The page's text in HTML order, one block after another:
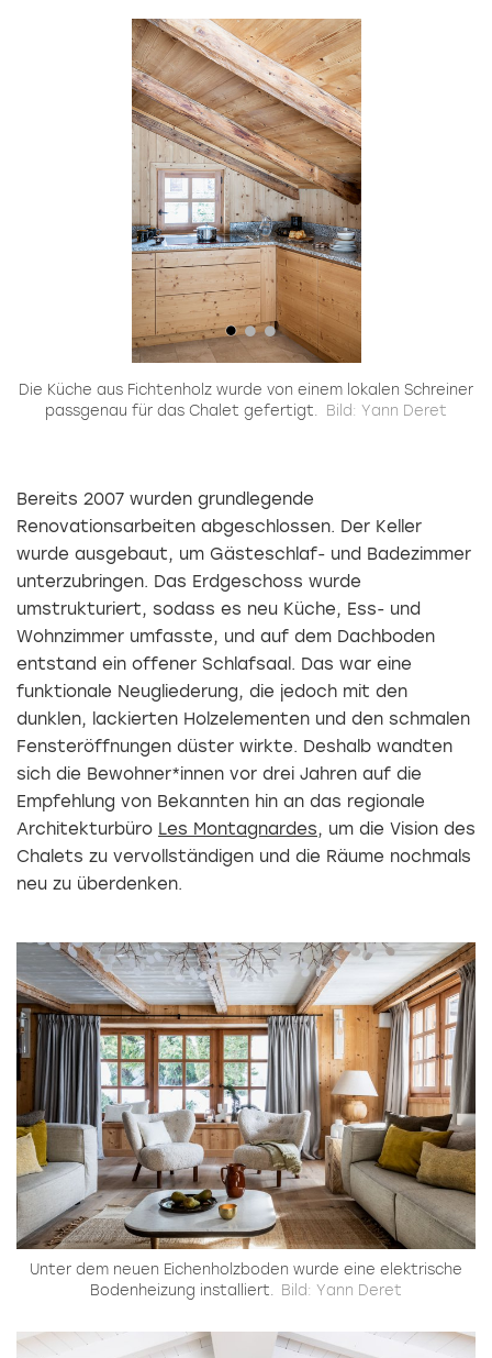
Die Küche aus Fichtenholz wurde von einem lokalen Schreiner
passgenau für das Chalet gefertigt.
Bild: Yann Deret
Bereits 2007 wurden grundlegende
Renovationsarbeiten abgeschlossen. Der Keller
wurde ausgebaut, um Gästeschlaf- und Badezimmer
unterzubringen. Das Erdgeschoss wurde
umstrukturiert, sodass es neu Küche, Ess- und
Wohnzimmer umfasste, und auf dem Dachboden
entstand ein offener Schlafsaal. Das war eine
funktionale Neugliederung, die jedoch mit den
dunklen, lackierten Holzelementen und den schmalen
Fensteröffnungen düster wirkte. Deshalb wandten
sich die Bewohner*innen vor drei Jahren auf die
Empfehlung von Bekannten hin an das ­regionale
Architekturbüro Les Montagnardes, um die Vision des
Chalets zu vervollständigen und die Räume nochmals
neu zu ­überdenken.
Unter dem neuen Eichenholzboden wurde eine elektrische
Bodenheizung installiert.
Bild: Yann Deret